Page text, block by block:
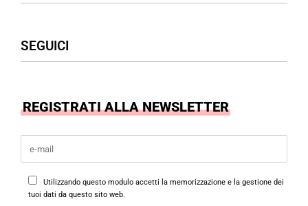
Borse
Termini & Condizioni
SEGUICI
Instagram
REGISTRATI ALLA NEWSLETTER
Utilizzando questo modulo accetti la memorizzazione e la gestione dei
tuoi dati da questo sito web.